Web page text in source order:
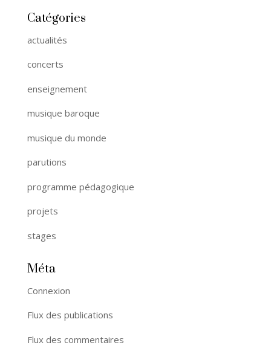
Catégories
actualités
concerts
enseignement
musique baroque
musique du monde
parutions
programme pédagogique
projets
stages
Méta
Connexion
Flux des publications
Flux des commentaires